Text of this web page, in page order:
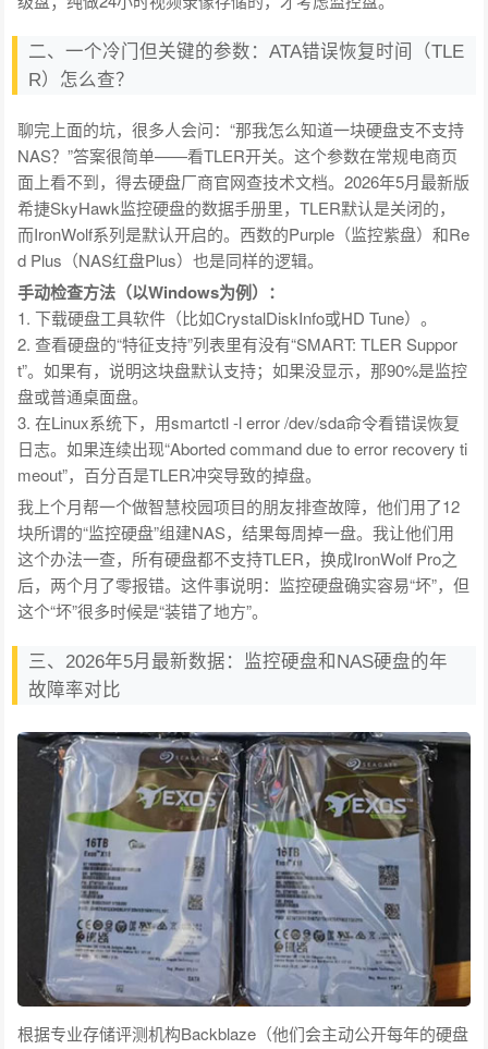
二、一个冷门但关键的参数：ATA错误恢复时间（TLE
R）怎么查？
聊完上面的坑，很多人会问：“那我怎么知道一块硬盘支不支持
NAS？”答案很简单——看TLER开关。这个参数在常规电商页
面上看不到，得去硬盘厂商官网查技术文档。2026年5月最新版
希捷SkyHawk监控硬盘的数据手册里，TLER默认是关闭的，
而IronWolf系列是默认开启的。西数的Purple（监控紫盘）和Re
d Plus（NAS红盘Plus）也是同样的逻辑。
手动检查方法（以Windows为例）：
1. 下载硬盘工具软件（比如CrystalDiskInfo或HD Tune）。
2. 查看硬盘的“特征支持”列表里有没有“SMART: TLER Suppor
t”。如果有，说明这块盘默认支持；如果没显示，那90%是监控
盘或普通桌面盘。
3. 在Linux系统下，用smartctl -l error /dev/sda命令看错误恢复
日志。如果连续出现“Aborted command due to error recovery ti
meout”，百分百是TLER冲突导致的掉盘。
我上个月帮一个做智慧校园项目的朋友排查故障，他们用了12
块所谓的“监控硬盘”组建NAS，结果每周掉一盘。我让他们用
这个办法一查，所有硬盘都不支持TLER，换成IronWolf Pro之
后，两个月了零报错。这件事说明：监控硬盘确实容易“坏”，但
这个“坏”很多时候是“装错了地方”。
三、2026年5月最新数据：监控硬盘和NAS硬盘的年
故障率对比
根据专业存储评测机构Backblaze（他们会主动公开每年的硬盘